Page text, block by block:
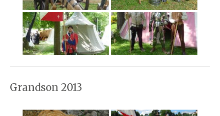
Grandson 2013